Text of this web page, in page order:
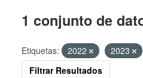
1 conjunto de
Etiquetas: 2022 2023
Filtrar Resultados